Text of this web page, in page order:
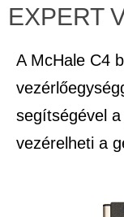
EXPERT
A McHale C4
segítségével
vezérelheti a